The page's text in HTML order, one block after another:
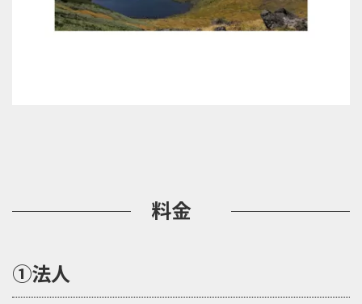
料金
①法人